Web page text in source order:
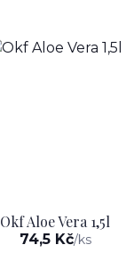
Okf Aloe Vera 1,5l
74,5 Kč/ks